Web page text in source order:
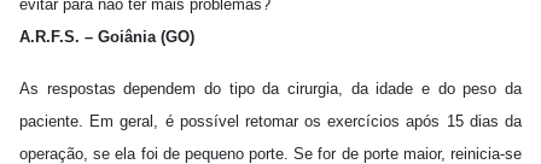
evitar para não ter mais problemas?
A.R.F.S. – Goiânia (GO)
As respostas dependem do tipo da cirurgia, da idade e do peso da
paciente. Em geral, é possível retomar os exercícios após 15 dias da
operação, se ela foi de pequeno porte. Se for de porte maior, reinicia-se